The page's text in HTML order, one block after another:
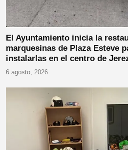
El Ayuntamiento inicia la
marquesinas de Plaza Esteve
instalarlas en el centro de
6 agosto, 2026